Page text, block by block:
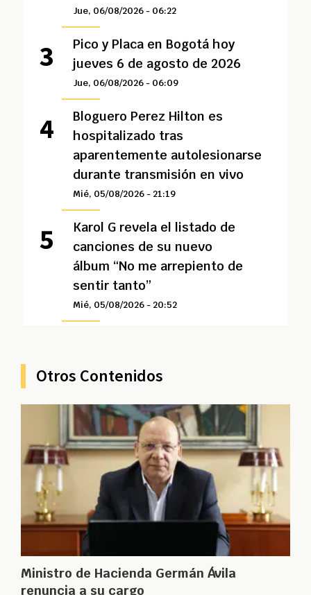
Jue, 06/08/2026 - 06:22
Pico y Placa en Bogotá hoy
jueves 6 de agosto de 2026
Jue, 06/08/2026 - 06:09
Bloguero Perez Hilton es
hospitalizado tras
aparentemente autolesionarse
durante transmisión en vivo
Mié, 05/08/2026 - 21:19
Karol G revela el listado de
canciones de su nuevo
álbum “No me arrepiento de
sentir tanto”
Mié, 05/08/2026 - 20:52
Otros Contenidos
Ministro de Hacienda Germán Ávila
renuncia a su cargo